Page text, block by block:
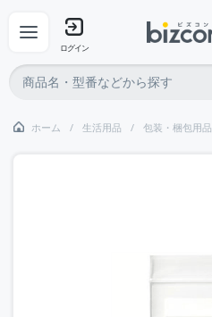
ログイン
ホーム 生活用品 包装・梱包用品